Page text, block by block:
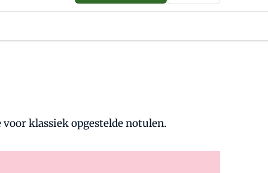
klassiek opgestelde notulen.